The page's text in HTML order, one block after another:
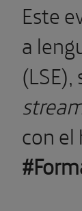
Este
a
con el